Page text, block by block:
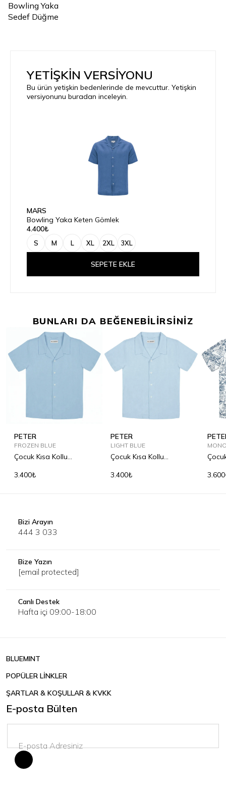
Bowling Yaka
Sedef Düğme
YETİŞKİN VERSİYONU
Bu ürün yetişkin bedenlerinde de mevcuttur. Yetişkin
versiyonunu buradan inceleyin.
MARS
Bowling Yaka Keten Gömlek
4.400₺
S M L XL 2XL 3XL
SEPETE EKLE
BUNLARI DA BEĞENEBİLİRSİNİZ
PETER
FROZEN BLUE
Çocuk Kısa Kollu
Gömlek
3.400₺
PETER
LIGHT BLUE
Çocuk Kısa Kollu
Gömlek
3.400₺
Bizi Arayın
444 3 033
Bize Yazın
[email protected]
Canlı Destek
Hafta içi 09:00-18:00
BLUEMINT
POPÜLER LİNKLER
ŞARTLAR & KOŞULLAR & KVKK
E-posta Bülten